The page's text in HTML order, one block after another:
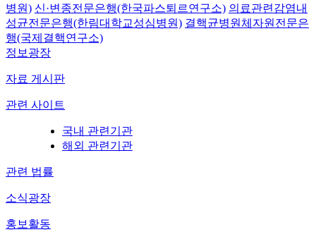
병원) 신·변종전문은행(한국파스퇴르연구소) 의료관련감염내
성균전문은행(한림대학교성심병원) 결핵균병원체자원전문은
행(국제결핵연구소)
정보광장
자료 게시판
관련 사이트
국내 관련기관
해외 관련기관
관련 법률
소식광장
홍보활동